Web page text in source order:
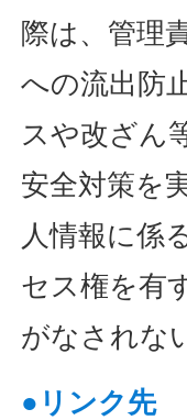
際は、管理
への流出防
スや改ざん
安全対策を
人情報に係
セス権を有
がなされな
●リンク先